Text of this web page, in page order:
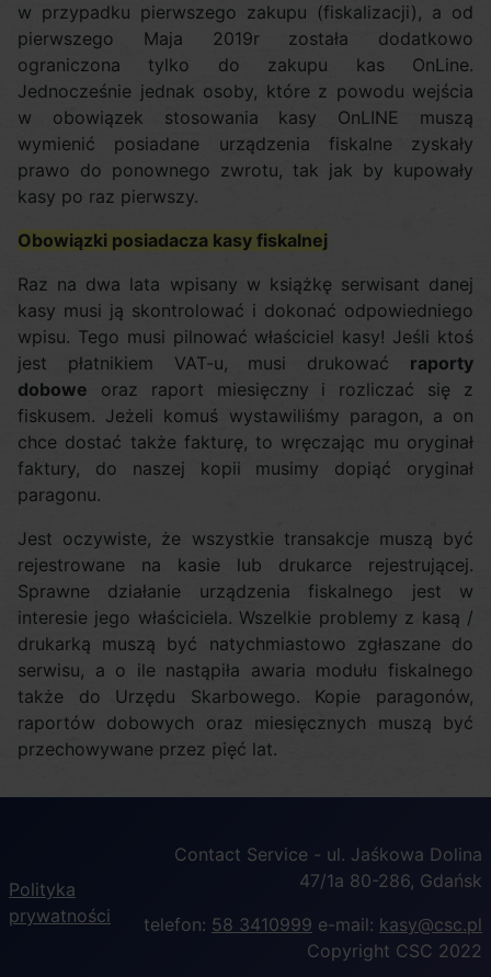
w przypadku pierwszego zakupu (fiskalizacji), a od
pierwszego Maja 2019r została dodatkowo
ograniczona tylko do zakupu kas OnLine.
Jednocześnie jednak osoby, które z powodu wejścia
w obowiązek stosowania kasy OnLINE muszą
wymienić posiadane urządzenia fiskalne zyskały
prawo do ponownego zwrotu, tak jak by kupowały
kasy po raz pierwszy.
Obowiązki posiadacza kasy fiskalnej
Raz na dwa lata wpisany w książkę serwisant danej
kasy musi ją skontrolować i dokonać odpowiedniego
wpisu. Tego musi pilnować właściciel kasy! Jeśli ktoś
jest płatnikiem VAT-u, musi drukować raporty
dobowe oraz raport miesięczny i rozliczać się z
fiskusem. Jeżeli komuś wystawiliśmy paragon, a on
chce dostać także fakturę, to wręczając mu oryginał
faktury, do naszej kopii musimy dopiąć oryginał
paragonu.
Jest oczywiste, że wszystkie transakcje muszą być
rejestrowane na kasie lub drukarce rejestrującej.
Sprawne działanie urządzenia fiskalnego jest w
interesie jego właściciela. Wszelkie problemy z kasą /
drukarką muszą być natychmiastowo zgłaszane do
serwisu, a o ile nastąpiła awaria modułu fiskalnego
także do Urzędu Skarbowego. Kopie paragonów,
raportów dobowych oraz miesięcznych muszą być
przechowywane przez pięć lat.
Polityka
prywatności
Contact Service - ul. Jaśkowa Dolina
47/1a 80-286, Gdańsk
telefon: 58 3410999 e-mail: kasy@csc.pl
Copyright CSC 2022